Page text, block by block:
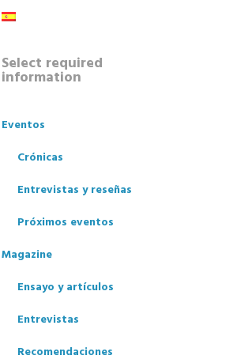
Select required
information
Eventos
Crónicas
Entrevistas y reseñas
Próximos eventos
Magazine
Ensayo y artículos
Entrevistas
Recomendaciones